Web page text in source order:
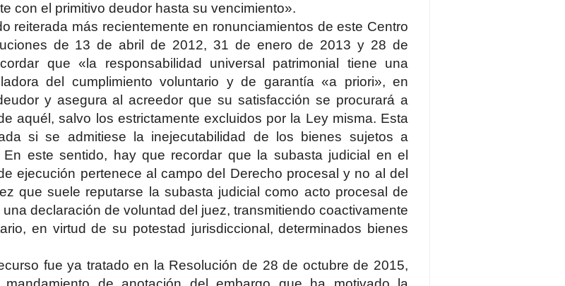
con el primitivo deudor hasta su vencimiento».
reiterada más recientemente en ronunciamientos de este Centro
de 13 de abril de 2012, 31 de enero de 2013 y 28 de
que «la responsabilidad universal patrimonial tiene una
del cumplimiento voluntario y de garantía «a priori», en
y asegura al acreedor que su satisfacción se procurará a
aquél, salvo los estrictamente excluidos por la Ley misma. Esta
si se admitiese la inejecutabilidad de los bienes sujetos a
En este sentido, hay que recordar que la subasta judicial en el
ejecución pertenece al campo del Derecho procesal y no al del
que suele reputarse la subasta judicial como acto procesal de
declaración de voluntad del juez, transmitiendo coactivamente
en virtud de su potestad jurisdiccional, determinados bienes
fue ya tratado en la Resolución de 28 de octubre de 2015,